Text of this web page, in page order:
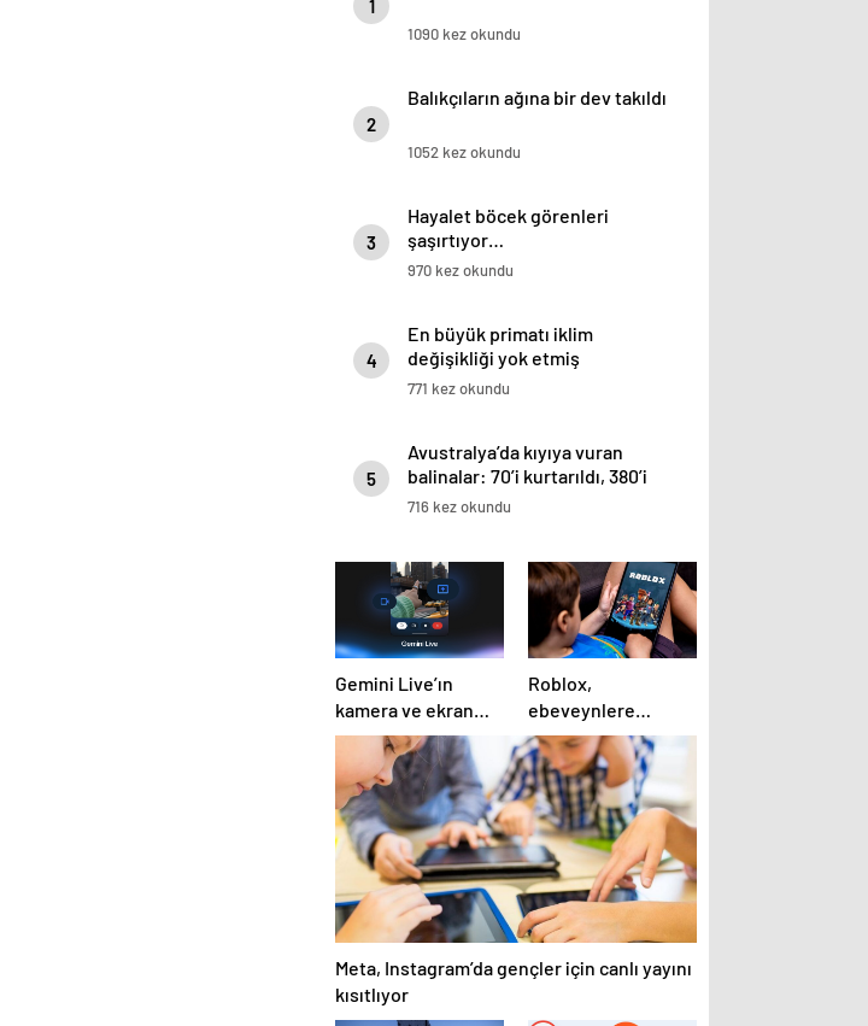
1
1090 kez okundu
2
Balıkçıların ağına bir dev takıldı
1052 kez okundu
3
Hayalet böcek görenleri
şaşırtıyor…
970 kez okundu
4
En büyük primatı iklim
değişikliği yok etmiş
771 kez okundu
5
Avustralya’da kıyıya vuran
balinalar: 70’i kurtarıldı, 380’i
öldü
716 kez okundu
Gemini Live’ın
kamera ve ekran
paylaşımı özelliği
Android’de geldi
Roblox,
ebeveynlere
çocuklarının
deneyimini
kişiselleştirme
imkanı sunan yeni
araçlarını duyurdu
Meta, Instagram’da gençler için canlı yayını
kısıtlıyor